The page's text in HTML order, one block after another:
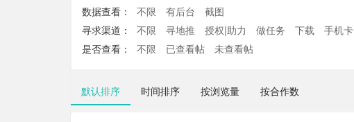
数据查看：
不限 有后台
截图
寻求渠道：
不限 寻地推 授权|助力 做任务 下载 手机卡
游戏
是否查看：
不限 已查看帖 未查看帖
默认排序 时间排序 按浏览量 按合作数